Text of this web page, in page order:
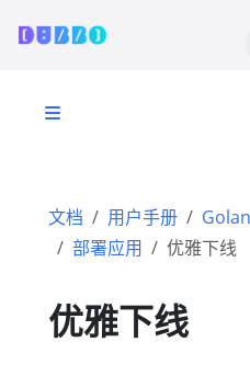
文档 用户手册
部署应用
优雅下线
优雅下线